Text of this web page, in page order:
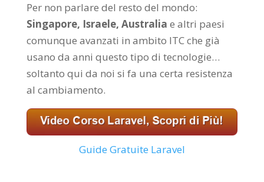
Per non parlare del resto del mondo:
Singapore, Israele, Australia e altri paesi
comunque avanzati in ambito ITC che già
usano da anni questo tipo di tecnologie…
soltanto qui da noi si fa una certa resistenza
al cambiamento.
Guide Gratuite Laravel